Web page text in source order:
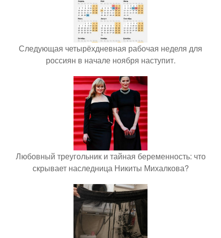
Следующая четырёхдневная рабочая неделя для
россиян в начале ноября наступит.
Любовный треугольник и тайная беременность: что
скрывает наследница Никиты Михалкова?